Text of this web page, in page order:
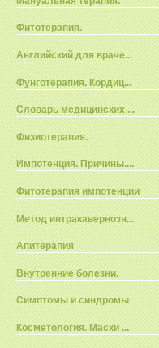
Фитотерапия.
Английский для враче...
Фунготерапия. Кордиц...
Словарь медицинских ...
Физиотерапия.
Импотенция. Причины....
Фитотерапия импотенции
Метод интракавернозн...
Апитерапия
Внутренние болезни.
Симптомы и синдромы
Косметология. Маски ...